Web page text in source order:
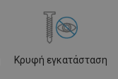
Κρυφή εγκατάσταση